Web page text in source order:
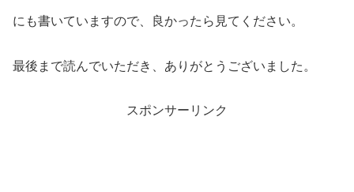
にも書いていますので、良かったら見てください。
最後まで読んでいただき、ありがとうございました。
スポンサーリンク